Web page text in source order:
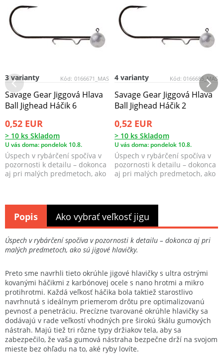
Kód: 0166671_MAS
3 varianty
Savage Gear Jiggová Hlava
Ball Jighead Háčik 6
0,52 EUR
> 10 ks Skladom
U vás doma: pondelok 10.8.
Úspech v rybárčení spočíva v
pozornosti k detailu – dokonca
aj pri malých predmetoch, ako
Kód: 0166685_MAS
4 varianty
Savage Gear Jiggová Hlava
Ball Jighead Háčik 2
0,52 EUR
> 10 ks Skladom
U vás doma: pondelok 10.8.
Úspech v rybárčení spočíva v
pozornosti k detailu – dokonca
aj pri malých predmetoch, ako
Úspech v rybárčení spočíva v pozornosti k detailu – dokonca aj pri
malých predmetoch, ako sú jigové hlavičky.
Preto sme navrhli tieto okrúhle jigové hlavičky s ultra ostrými
kovanými háčikmi z karbónovej ocele s nano hrotmi a mikro
protihrotmi. Každá veľkosť háčika bola taktiež starostlivo
navrhnutá s ideálnym priemerom drôtu pre optimalizovanú
pevnosť a penetráciu. Precízne tvarované okrúhle hlavičky sa
dodávajú v rade veľkostí vhodných pre širokú škálu gumových
nástrah. Majú tiež tri rôzne typy držiakov tela, aby sa
zabezpečilo, že vaša gumová nástraha bezpečne drží na svojom
mieste bez ohľadu na to, aké ryby lovíte.
Popis Ako vybrať veľkosť jigu